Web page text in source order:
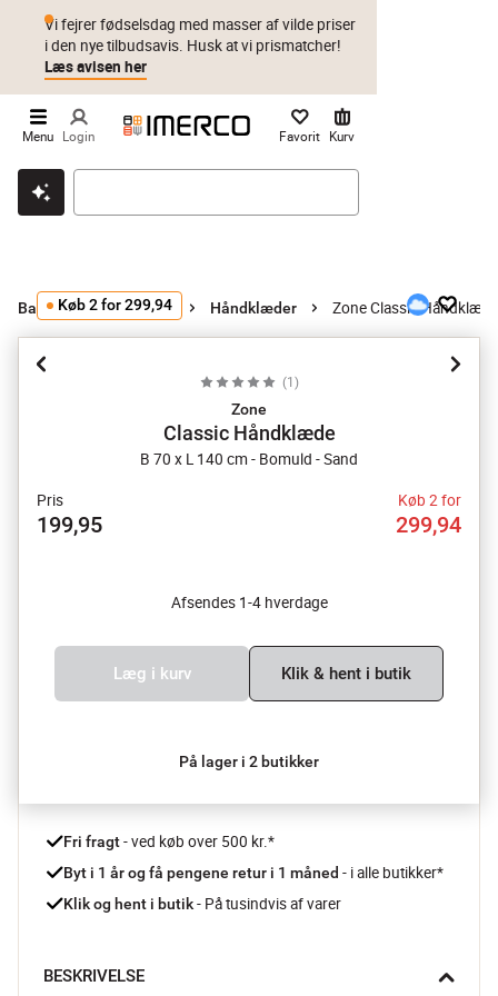
Klik & hent Byt i 1 år Prismatch
Vi fejrer fødselsdag med masser af vilde priser
i den nye tilbudsavis. Husk at vi prismatcher!
Læs avisen her
Menu Login Favorit Kurv
Badeværelsestilbehør Håndklæder Zone Classic Håndklæde
Køb 2 for 299,94
(1 )
Zone
Classic Håndklæde
B 70 x L 140 cm - Bomuld - Sand
Pris
199,95
Køb 2 for
299,94
Afsendes 1-4 hverdage
Læg i kurv Klik & hent i butik
På lager i 2 butikker
Fri fragt - ved køb over 500 kr.*
Byt i 1 år og få pengene retur i 1 måned - i alle butikker*
Klik og hent i butik - På tusindvis af varer
BESKRIVELSE